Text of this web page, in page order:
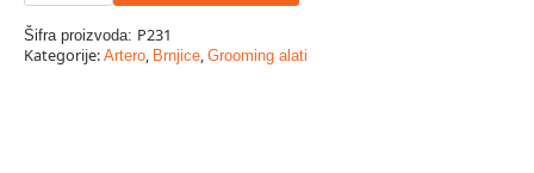
L
količina
Šifra proizvoda: P231
Kategorije: Artero, Brnjice, Grooming alati